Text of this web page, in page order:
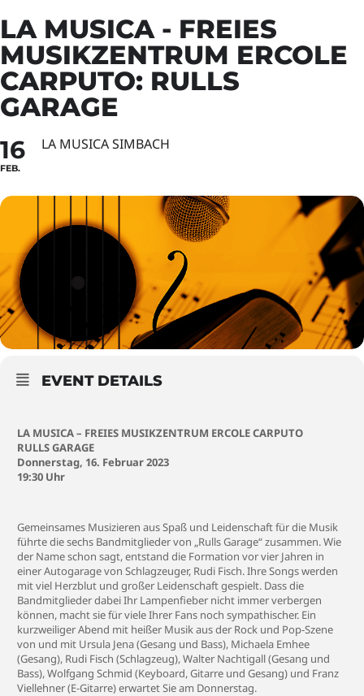
LA MUSICA - FREIES
MUSIKZENTRUM ERCOLE
CARPUTO: RULLS
GARAGE
16
FEB.
LA MUSICA SIMBACH
EVENT DETAILS
LA MUSICA – FREIES MUSIKZENTRUM ERCOLE CARPUTO
RULLS GARAGE
Donnerstag, 16. Februar 2023
19:30 Uhr
Gemeinsames Musizieren aus Spaß und Leidenschaft für die Musik
führte die sechs Bandmitglieder von „Rulls Garage“ zusammen. Wie
der Name schon sagt, entstand die Formation vor vier Jahren in
einer Autogarage von Schlagzeuger, Rudi Fisch. Ihre Songs werden
mit viel Herzblut und großer Leidenschaft gespielt. Dass die
Bandmitglieder dabei Ihr Lampenfieber nicht immer verbergen
können, macht sie für viele Ihrer Fans noch sympathischer. Ein
kurzweiliger Abend mit heißer Musik aus der Rock und Pop-Szene
von und mit Ursula Jena (Gesang und Bass), Michaela Emhee
(Gesang), Rudi Fisch (Schlagzeug), Walter Nachtigall (Gesang und
Bass), Wolfgang Schmid (Keyboard, Gitarre und Gesang) und Franz
Viellehner (E-Gitarre) erwartet Sie am Donnerstag.